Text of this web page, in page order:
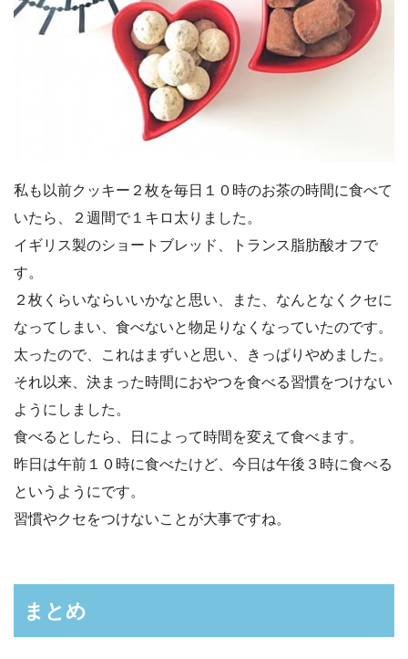
私も以前クッキー２枚を毎日１０時のお茶の時間に食べて
いたら、２週間で１キロ太りました。
イギリス製のショートブレッド、トランス脂肪酸オフで
す。
２枚くらいならいいかなと思い、また、なんとなくクセに
なってしまい、食べないと物足りなくなっていたのです。
太ったので、これはまずいと思い、きっぱりやめました。
それ以来、決まった時間におやつを食べる習慣をつけない
ようにしました。
食べるとしたら、日によって時間を変えて食べます。
昨日は午前１０時に食べたけど、今日は午後３時に食べる
というようにです。
習慣やクセをつけないことが大事ですね。
まとめ